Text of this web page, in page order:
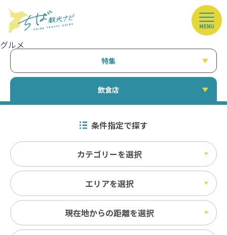
MENU
グルメ
特集
飲食店
条件指定で探す
カテゴリーを選択
エリアを選択
現在地からの距離を選択